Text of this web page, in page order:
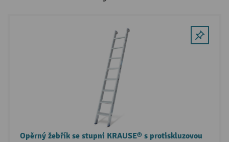
Opěrný žebřík se stupni KRAUSE® s protiskluzovou